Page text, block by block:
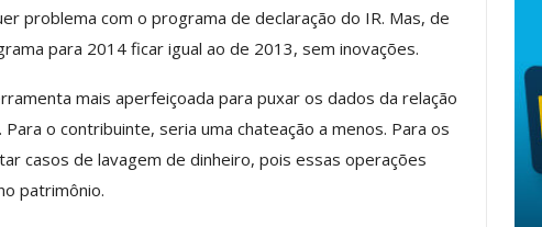
problema com o programa de declaração do IR. Mas, de
para 2014 ficar igual ao de 2013, sem inovações.
mais aperfeiçoada para puxar os dados da relação
o contribuinte, seria uma chateação a menos. Para os
casos de lavagem de dinheiro, pois essas operações
patrimônio.